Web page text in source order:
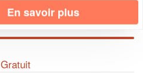
En savoir plus